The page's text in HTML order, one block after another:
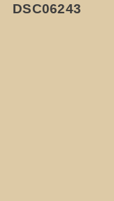
DSC06243